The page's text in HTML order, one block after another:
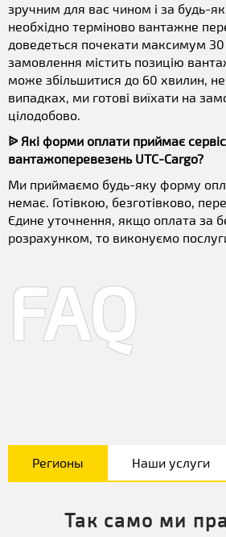
зручним для вас чином і за будь-
необхідно терміново вантажне
доведеться почекати максимум
замовлення містить позицію
може збільшитися до 60 хвилин,
випадках, ми готові виїхати на
цілодобово.
ᐉ Які форми оплати приймає сервіс
вантажоперевезень UTC-Cargo?
Ми приймаємо будь-яку форму
немає. Готівкою, безготівково,
Єдине уточнення, якщо оплата за
розрахунком, то виконуємо
FAQ
Регионы Наши услуги
Так само ми